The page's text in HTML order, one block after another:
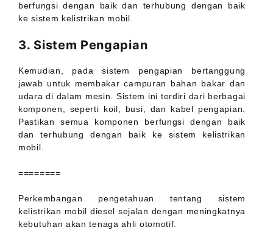
berfungsi dengan baik dan terhubung dengan baik
ke sistem kelistrikan mobil.
3. Sistem Pengapian
Kemudian, pada sistem pengapian bertanggung
jawab untuk membakar campuran bahan bakar dan
udara di dalam mesin. Sistem ini terdiri dari berbagai
komponen, seperti koil, busi, dan kabel pengapian.
Pastikan semua komponen berfungsi dengan baik
dan terhubung dengan baik ke sistem kelistrikan
mobil.
========
Perkembangan pengetahuan tentang sistem
kelistrikan mobil diesel sejalan dengan meningkatnya
kebutuhan akan tenaga ahli otomotif.